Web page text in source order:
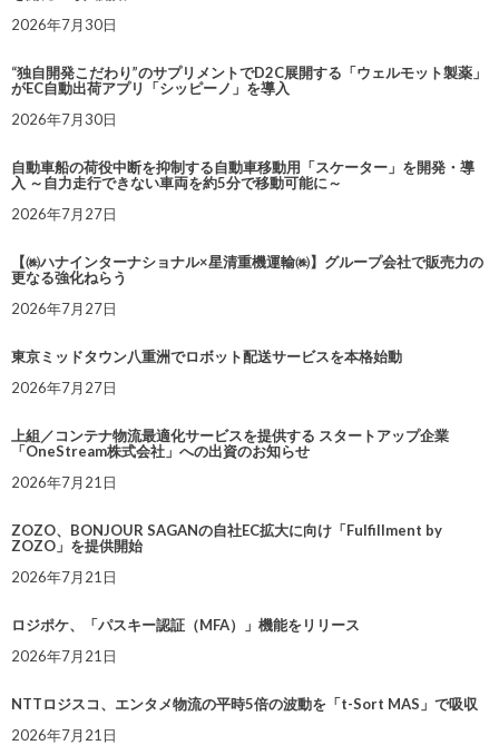
2026年7月30日
“独自開発こだわり”のサプリメントでD2C展開する「ウェルモット製薬」
がEC自動出荷アプリ「シッピーノ」を導入
2026年7月30日
自動車船の荷役中断を抑制する自動車移動用「スケーター」を開発・導
入 ～自力走行できない車両を約5分で移動可能に～
2026年7月27日
【㈱ハナインターナショナル×星清重機運輸㈱】グループ会社で販売力の
更なる強化ねらう
2026年7月27日
東京ミッドタウン八重洲でロボット配送サービスを本格始動
2026年7月27日
上組／コンテナ物流最適化サービスを提供する スタートアップ企業
「OneStream株式会社」への出資のお知らせ
2026年7月21日
ZOZO、BONJOUR SAGANの自社EC拡大に向け「Fulfillment by
ZOZO」を提供開始
2026年7月21日
ロジポケ、「パスキー認証（MFA）」機能をリリース
2026年7月21日
NTTロジスコ、エンタメ物流の平時5倍の波動を「t-Sort MAS」で吸収
2026年7月21日